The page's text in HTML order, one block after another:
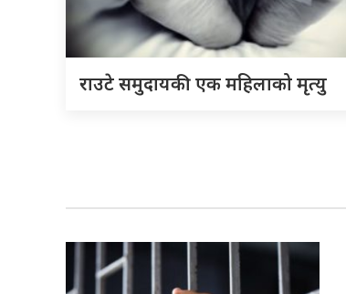
राउटे समुदायकी एक महिलाको मृत्यु